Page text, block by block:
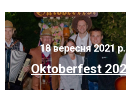
18 вересня 2021
Oktoberfest